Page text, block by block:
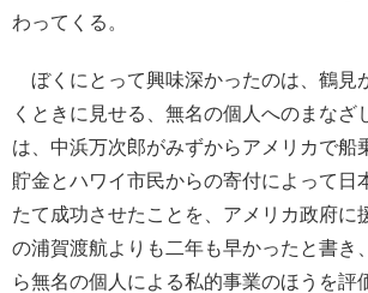
わってくる。
ぼくにとって興味深かったのは、鶴見
くときに見せる、無名の個人へのまなざ
は、中浜万次郎がみずからアメリカで船
貯金とハワイ市民からの寄付によって日
たて成功させたことを、アメリカ政府に
の浦賀渡航よりも二年も早かったと書き
ら無名の個人による私的事業のほうを評